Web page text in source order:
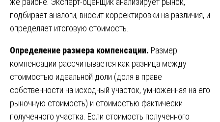
подбирает аналоги, вносит корректировки на различия, и
определяет итоговую стоимость.
Определение размера компенсации. Размер
компенсации рассчитывается как разница между
стоимостью идеальной доли (доля в праве
собственности на исходный участок, умноженная на его
рыночную стоимость) и стоимостью фактически
полученного участка. Если стоимость полученного